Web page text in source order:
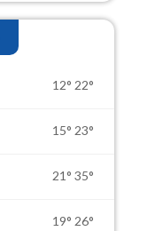
12° 22°
15° 23°
21° 35°
19° 26°